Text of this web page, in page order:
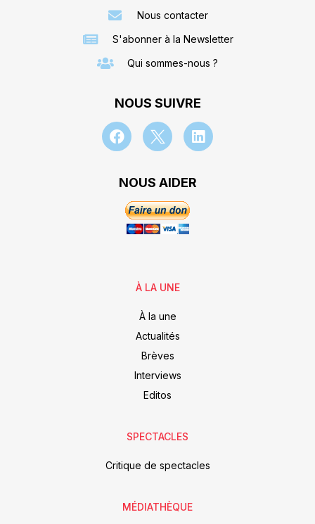
Nous contacter
S'abonner à la Newsletter
Qui sommes-nous ?
NOUS SUIVRE
NOUS AIDER
À LA UNE
À la une
Actualités
Brèves
Interviews
Editos
SPECTACLES
Critique de spectacles
MÉDIATHÈQUE